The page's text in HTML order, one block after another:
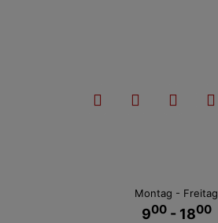
Montag - Freitag
900- 1800